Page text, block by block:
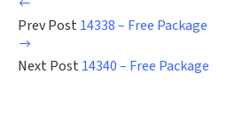
Prev Post 14338 – Free Package
Next Post 14340 – Free Package